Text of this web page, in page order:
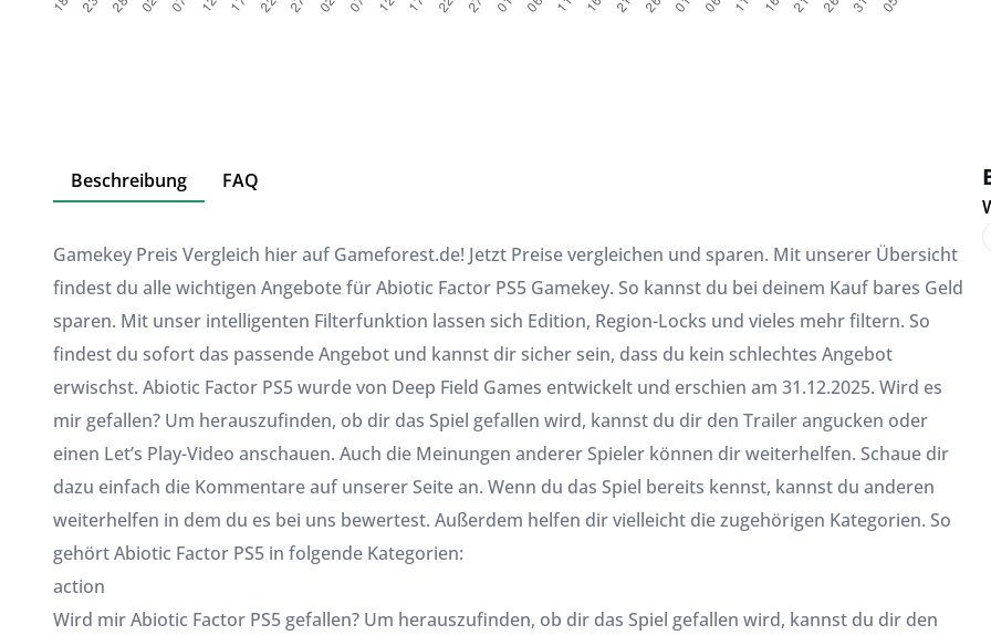
Beschreibung FAQ
Gamekey Preis Vergleich hier auf Gameforest.de! Jetzt Preise vergleichen und sparen. Mit unserer Übersicht
findest du alle wichtigen Angebote für Abiotic Factor PS5 Gamekey. So kannst du bei deinem Kauf bares Geld
sparen. Mit unser intelligenten Filterfunktion lassen sich Edition, Region-Locks und vieles mehr filtern. So
findest du sofort das passende Angebot und kannst dir sicher sein, dass du kein schlechtes Angebot
erwischst. Abiotic Factor PS5 wurde von Deep Field Games entwickelt und erschien am 31.12.2025. Wird es
mir gefallen? Um herauszufinden, ob dir das Spiel gefallen wird, kannst du dir den Trailer angucken oder
einen Let’s Play-Video anschauen. Auch die Meinungen anderer Spieler können dir weiterhelfen. Schaue dir
dazu einfach die Kommentare auf unserer Seite an. Wenn du das Spiel bereits kennst, kannst du anderen
weiterhelfen in dem du es bei uns bewertest. Außerdem helfen dir vielleicht die zugehörigen Kategorien. So
gehört Abiotic Factor PS5 in folgende Kategorien:
action
Wird mir Abiotic Factor PS5 gefallen? Um herauszufinden, ob dir das Spiel gefallen wird, kannst du dir den